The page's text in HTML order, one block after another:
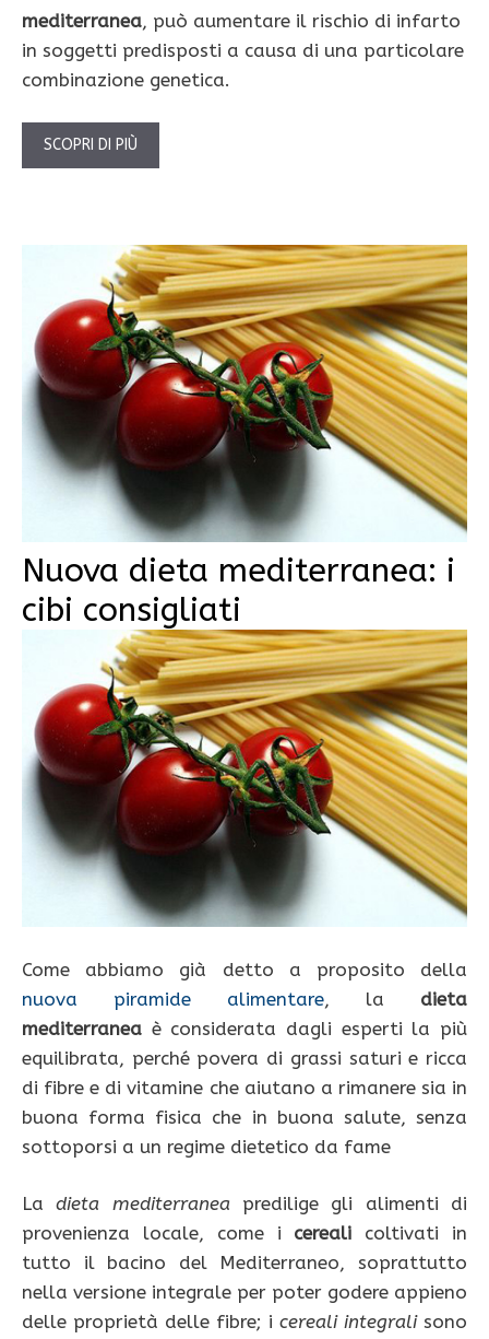
mediterranea, può aumentare il rischio di infarto
in soggetti predisposti a causa di una particolare
combinazione genetica.
SCOPRI DI PIÙ
Nuova dieta mediterranea: i
cibi consigliati
Come abbiamo già detto a proposito della
nuova piramide alimentare, la dieta
mediterranea è considerata dagli esperti la più
equilibrata, perché povera di grassi saturi e ricca
di fibre e di vitamine che aiutano a rimanere sia in
buona forma fisica che in buona salute, senza
sottoporsi a un regime dietetico da fame
Ladieta mediterranea predilige gli alimenti di
provenienza locale, come i cereali coltivati in
tutto il bacino del Mediterraneo, soprattutto
nella versione integrale per poter godere appieno
delle proprietà delle fibre; i cereali integralisono